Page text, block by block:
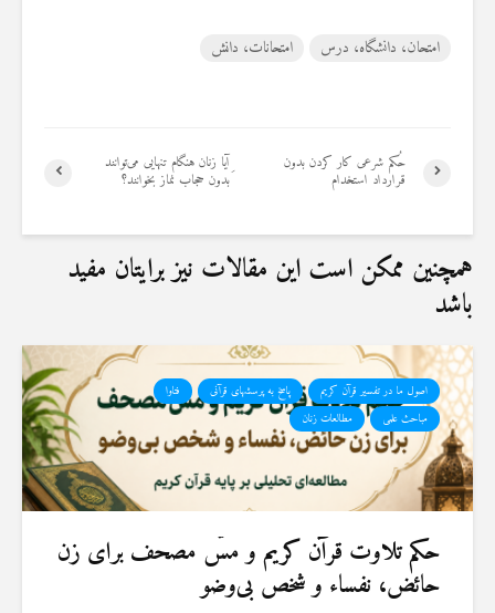
امتحان، دانشگاه، درس امتحانات، دانش
ِآیا زنان هنگام تنهایی می‌توانند
بدون حجاب نماز بخوانند؟
حُکم شرعی کار کردن بدون
قرارداد استخدام
همچنین ممکن است این مقالات نیز برایتان مفید
باشد
اصول ما در تفسیر قرآن کریم پاسخ به پرسشهای قرآنی
فتاوا
مباحث علمی
مطالعات زنان
حكم تلاوت قرآن كريم و مسّ مصحف برای زن
حائض، نفساء و شخص بی‌وضو